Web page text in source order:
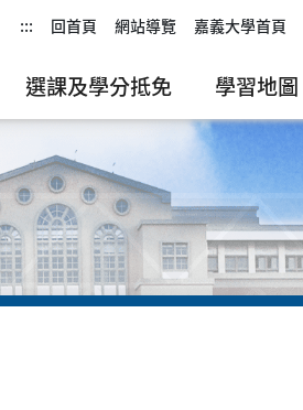
::: 回首頁 網站導覽 嘉義大學首頁
選課及學分抵免 學習地圖